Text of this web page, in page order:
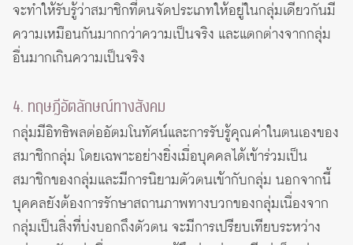
จะทำให้รับรู้ว่าสมาชิกที่ตนจัดประเภทให้อยู่ในกลุ่มเดียวกันมี
ความเหมือนกันมากกว่าความเป็นจริง และแตกต่างจากกลุ่ม
อื่นมากเกินความเป็นจริง
4. ทฤษฎีอัตลักษณ์ทางสังคม
กลุ่มมีอิทธิพลต่ออัตมโนทัศน์และการรับรู้คุณค่าในตนเองของ
สมาชิกกลุ่ม โดยเฉพาะอย่างยิ่งเมื่อบุคคลได้เข้าร่วมเป็น
สมาชิกของกลุ่มและมีการนิยามตัวตนเข้ากับกลุ่ม นอกจากนี้
บุคคลยังต้องการรักษาสถานภาพทางบวกของกลุ่มเนื่องจาก
กลุ่มเป็นสิ่งที่บ่งบอกถึงตัวตน จะมีการเปรียบเทียบระหว่าง